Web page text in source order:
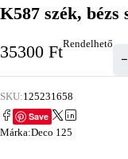
K587 szék, bézs
35300 FtRendelhető
SKU:125231658
Save
Márka:Deco 125